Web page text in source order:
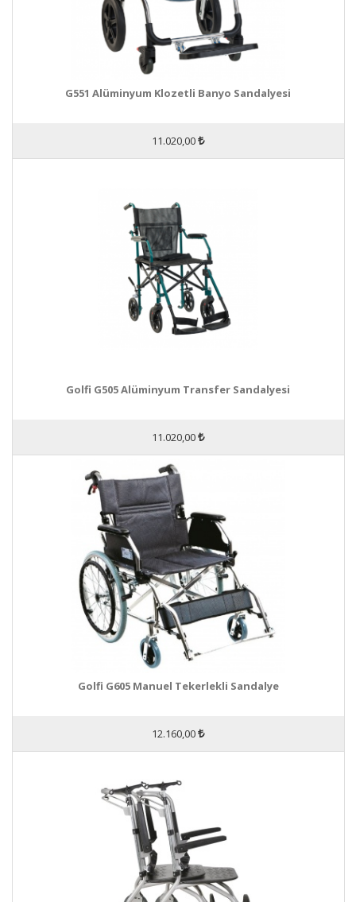
G551 Alüminyum Klozetli Banyo Sandalyesi
11.020,00
Golfi G505 Alüminyum Transfer Sandalyesi
11.020,00
Golfi G605 Manuel Tekerlekli Sandalye
12.160,00